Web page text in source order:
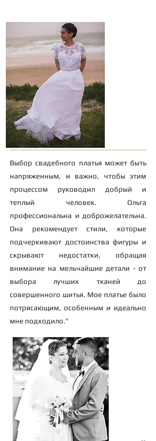
Выбор свадебного платья может быть
напряженным, и важно, чтобы этим
процессом руководил добрый и
теплый человек. Ольга
профессиональна и доброжелательна.
Она рекомендует стили, которые
подчеркивают достоинства фигуры и
скрывают недостатки, обращая
внимание на мельчайшие детали - от
выбора лучших тканей до
совершенного шитья. Мое платье было
потрясающим, особенным и идеально
мне подходило."